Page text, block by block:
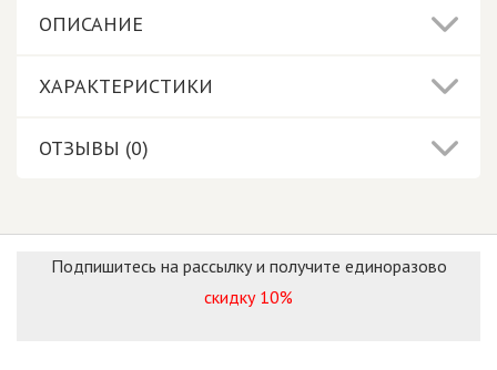
ОПИСАНИЕ
ХАРАКТЕРИСТИКИ
ОТЗЫВЫ (0)
Подпишитесь на рассылку и получите единоразово
скидку 10%